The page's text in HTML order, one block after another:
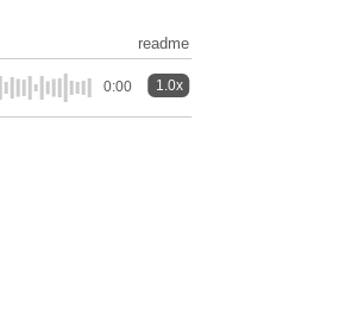
readme
0:00 1.0x